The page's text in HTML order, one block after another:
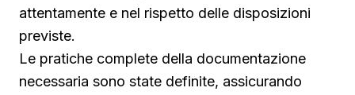
attentamente e nel rispetto delle disposizioni
previste.
Le pratiche complete della documentazione
necessaria sono state definite, assicurando